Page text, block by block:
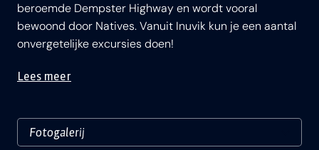
beroemde Dempster Highway en wordt vooral
bewoond door Natives. Vanuit Inuvik kun je een aantal
onvergetelijke excursies doen!
Lees meer